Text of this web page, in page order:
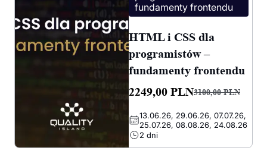
fundamenty frontendu
HTML i CSS dla
programistów –
fundamenty frontendu
3100,00PLN
cena
wynosiła:
3100,00 PLN.
2249,00PLN
cena
wynosi:
2249,00 PLN.
13.06.26, 29.06.26, 07.07.26,
25.07.26, 08.08.26, 24.08.26
2 dni